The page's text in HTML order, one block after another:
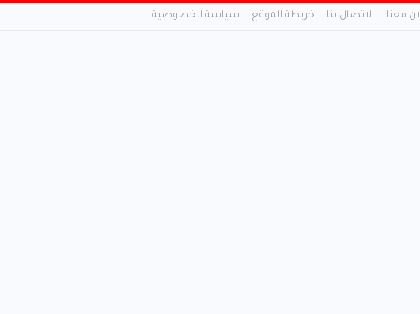
معنا الاتصال بنا خريطة الموقع سياسة الخصوصية